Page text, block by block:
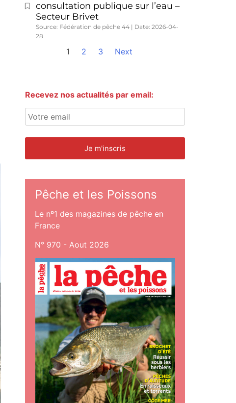
consultation publique sur l’eau –
Secteur Brivet
Source: Fédération de pêche 44
Date: 2026-04-
28
1 2 3 Next
Recevez nos actualités par email:
Pêche et les Poissons
Le nº1 des magazines de pêche en
France
N° 970 - Aout 2026